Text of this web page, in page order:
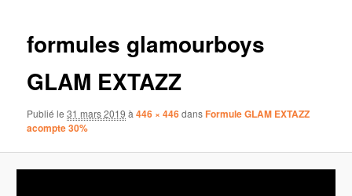
formules glamourboys
GLAM EXTAZZ
Publié le31 mars 2019 à446 × 446dansFormule GLAM EXTAZZ
acompte 30%